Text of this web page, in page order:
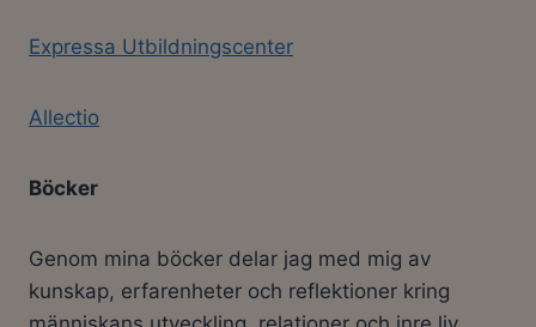
Expressa Utbildningscenter
Allectio
Böcker
Genom mina böcker delar jag med mig av
kunskap, erfarenheter och reflektioner kring